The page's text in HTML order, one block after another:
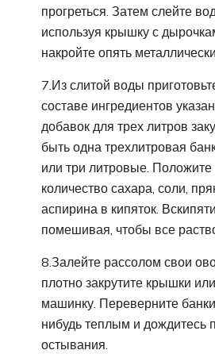
прогреться. Затем слейте
используя крышку с
накройте опять
7.Из слитой воды
составе ингредиентов
добавок для трех литров
быть одна трехлитровая
или три литровые.
количество сахара, соли,
аспирина в кипяток.
помешивая, чтобы все
8.Залейте рассолом свои
плотно закрутите крышки
машинку. Переверните
нибудь теплым и дождитесь
остывания.